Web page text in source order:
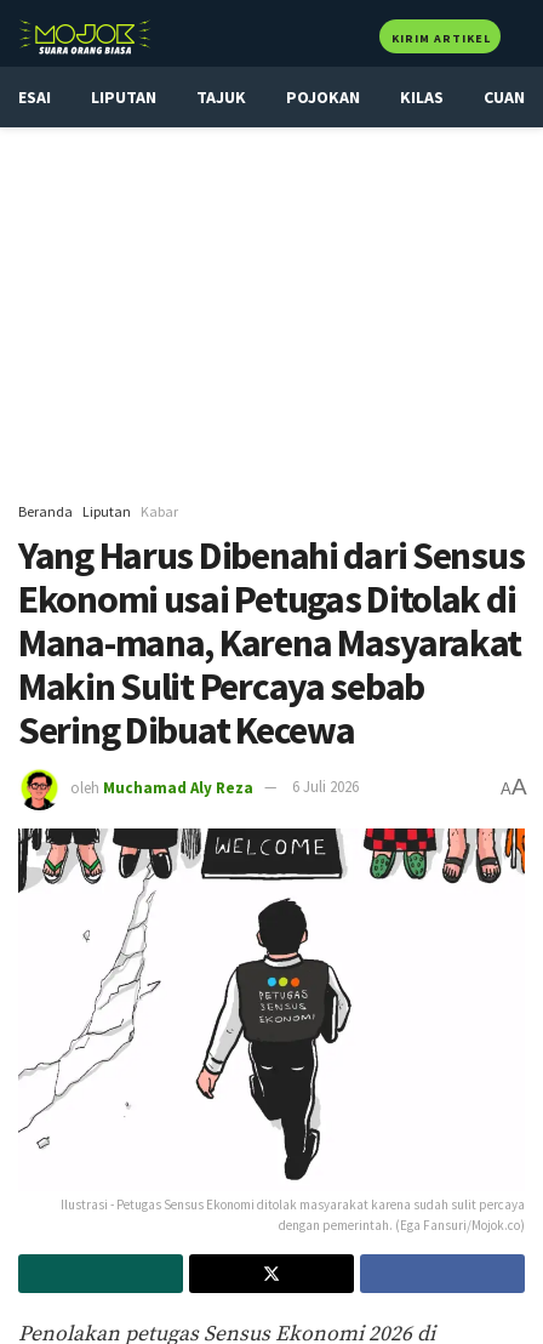
KIRIM ARTIKEL
ESAI LIPUTAN TAJUK POJOKAN KILAS CUAN
Beranda Liputan Kabar
Yang Harus Dibenahi dari Sensus
Ekonomi usai Petugas Ditolak di
Mana-mana, Karena Masyarakat
Makin Sulit Percaya sebab
Sering Dibuat Kecewa
oleh Muchamad Aly Reza 6 Juli 2026 AA
Ilustrasi - Petugas Sensus Ekonomi ditolak masyarakat karena sudah sulit percaya
dengan pemerintah. (Ega Fansuri/Mojok.co)
Penolakan petugas Sensus Ekonomi 2026 di